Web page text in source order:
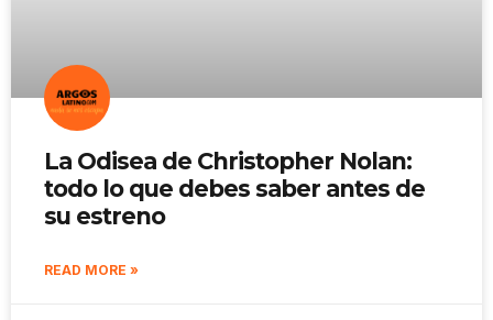
La Odisea de Christopher Nolan:
todo lo que debes saber antes de
su estreno
READ MORE »